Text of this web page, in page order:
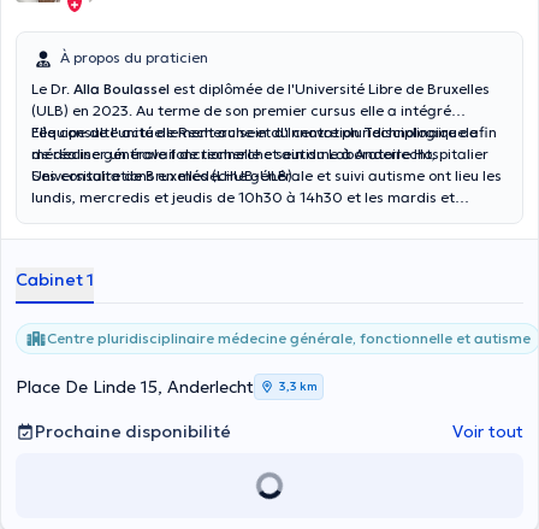
À propos du praticien
Le Dr. Alla Boulassel est diplômée de l'Université Libre de Bruxelles
(ULB) en 2023. Au terme de son premier cursus elle a intégré
l'équipe de l'unité de Recherche et d'Innovation Technologique afin
de réaliser un travail de recherche sein du Laboratoire Hospitalier
Universitaire de Bruxelles (LHUB-ULB) .
Elle consulte actuellement au sein du centre pluridisciplinaire de
médecine générale fonctionnelle et autisme à Anderlecht,
Ses consultations en médecine générale et suivi autisme ont lieu les
lundis, mercredis et jeudis de 10h30 à 14h30 et les mardis et
Cabinet 1
Centre pluridisciplinaire médecine générale, fonctionnelle et autisme
Place De Linde 15, Anderlecht 3,3 km
Prochaine disponibilité Voir tout